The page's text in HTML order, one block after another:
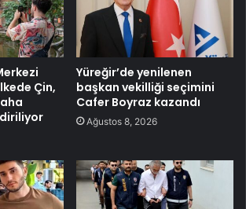
Çin,
Yüreğir’de yenilenen
başkan vekilliği seçimini
Cafer Boyraz kazandı
Ağustos 8, 2026